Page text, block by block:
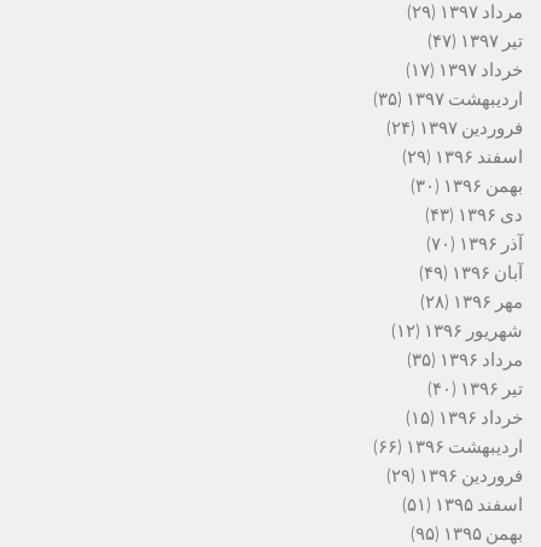
مرداد ۱۳۹۷
(۲۹)
تیر ۱۳۹۷
(۴۷)
خرداد ۱۳۹۷
(۱۷)
اردیبهشت ۱۳۹۷
(۳۵)
فروردین ۱۳۹۷
(۲۴)
اسفند ۱۳۹۶
(۲۹)
بهمن ۱۳۹۶
(۳۰)
دی ۱۳۹۶
(۴۳)
آذر ۱۳۹۶
(۷۰)
آبان ۱۳۹۶
(۴۹)
مهر ۱۳۹۶
(۲۸)
شهریور ۱۳۹۶
(۱۲)
مرداد ۱۳۹۶
(۳۵)
تیر ۱۳۹۶
(۴۰)
خرداد ۱۳۹۶
(۱۵)
اردیبهشت ۱۳۹۶
(۶۶)
فروردین ۱۳۹۶
(۲۹)
اسفند ۱۳۹۵
(۵۱)
بهمن ۱۳۹۵
(۹۵)